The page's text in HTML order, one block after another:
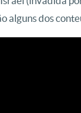
alguns dos